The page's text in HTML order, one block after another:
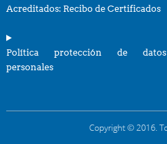
Acreditados: Recibo de Certificados
Política protección de datos
personales